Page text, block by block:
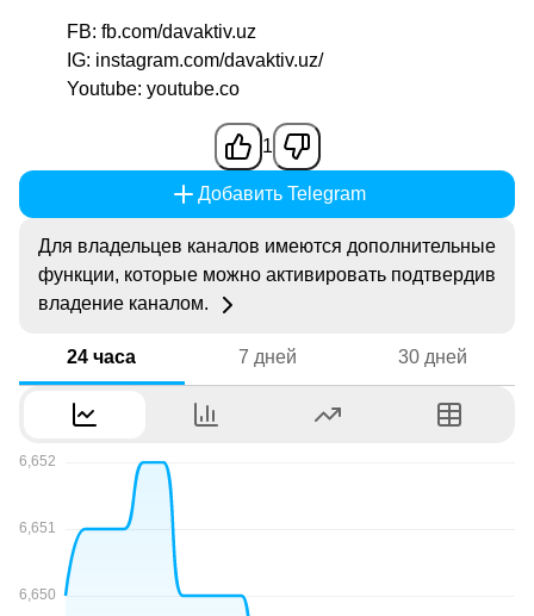
FB: fb.com/davaktiv.uz
IG: instagram.com/davaktiv.uz/
Youtube: youtube.co
1
Добавить Telegram
Для владельцев каналов имеются дополнительные
функции, которые можно активировать подтвердив
владение каналом.
24 часа 7 дней 30 дней